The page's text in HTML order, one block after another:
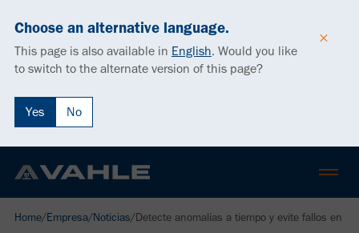
Choose an alternative language.
This page is also available in English. Would you like
to switch to the alternate version of this page?
Yes No
Home/Empresa/Noticias/Detecte anomalías a tiempo y evite fallos en